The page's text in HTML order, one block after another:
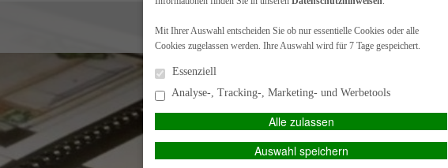
DATENSCHUTZ
Mit Ihrer Auswahl entscheiden Sie ob nur essentielle Cookies oder alle
Cookies zugelassen werden. Ihre Auswahl wird für 7 Tage gespeichert.
Essenziell
Analyse-, Tracking-, Marketing- und Werbetools
Alle zulassen
Auswahl speichern